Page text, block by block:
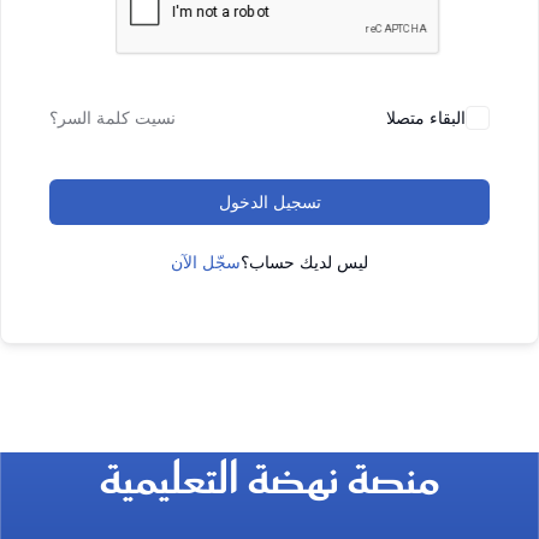
البقاء متصلا نسيت كلمة السر؟
تسجيل الدخول
ليس لديك حساب؟سجّل الآن
منصة نهضة التعليمية